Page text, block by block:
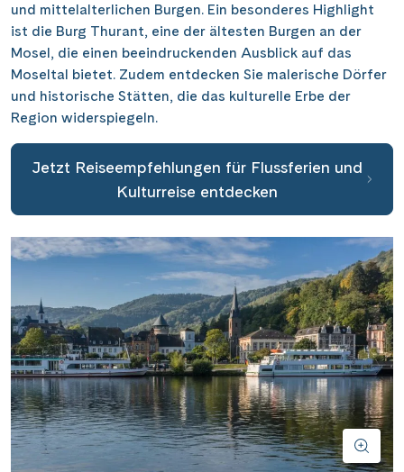
und mittelalterlichen Burgen. Ein besonderes Highlight
ist die Burg Thurant, eine der ältesten Burgen an der
Mosel, die einen beeindruckenden Ausblick auf das
Moseltal bietet. Zudem entdecken Sie malerische Dörfer
und historische Stätten, die das kulturelle Erbe der
Region widerspiegeln.
Jetzt Reiseempfehlungen für Flussferien und
Kulturreise entdecken